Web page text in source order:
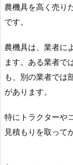
農機具を高く売り
です。
農機具は、業者に
ます。ある業者で
も、別の業者では
があります。
特にトラクターや
見積もりを取って